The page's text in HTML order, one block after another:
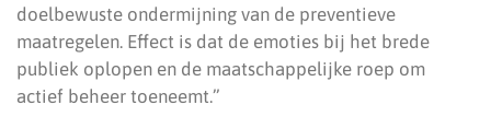
doelbewuste ondermijning van de preventieve
maatregelen. Effect is dat de emoties bij het brede
publiek oplopen en de maatschappelijke roep om
actief beheer toeneemt.”